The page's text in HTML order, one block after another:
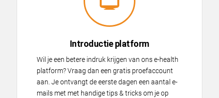
Introductie platform
Wil je een betere indruk krijgen van ons e-health
platform? Vraag dan een gratis proefaccount
aan. Je ontvangt de eerste dagen een aantal e-
mails met met handige tips & tricks om je op